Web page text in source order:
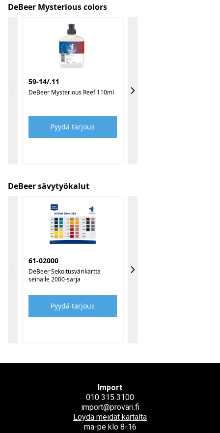
DeBeer Mysterious colors
59-14/.11
DeBeer Mysterious Reef 110ml
Pyydä tarjous
DeBeer sävytyökalut
61-02000
DeBeer Sekoitusvärikartta
seinälle 2000-sarja
Pyydä tarjous
Import
010 315 3100
import@provari.fi
Löydä meidät kartalta
ma-pe klo 8-16